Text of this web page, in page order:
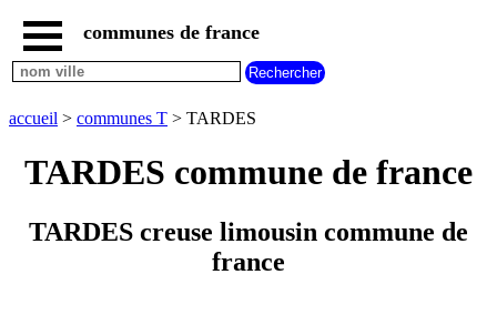
accueil
communes
regions
communes
communes de france
accueil > communes T > TARDES
TARDES commune de france
TARDES creuse limousin commune de
france